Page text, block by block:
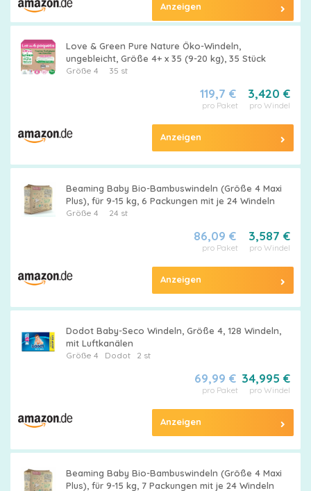
Anzeigen
Love & Green Pure Nature Öko-Windeln,
ungebleicht, Größe 4+ x 35 (9-20 kg), 35 Stück
Größe 4 35 st
3,420 €
pro Windel
119,7 €
pro Paket
Anzeigen
Beaming Baby Bio-Bambuswindeln (Größe 4 Maxi
Plus), für 9-15 kg, 6 Packungen mit je 24 Windeln
Größe 4 24 st
3,587 €
pro Windel
86,09 €
pro Paket
Anzeigen
Dodot Baby-Seco Windeln, Größe 4, 128 Windeln,
mit Luftkanälen
Größe 4 Dodot2 st
34,995 €
pro Windel
69,99 €
pro Paket
Anzeigen
Beaming Baby Bio-Bambuswindeln (Größe 4 Maxi
Plus), für 9-15 kg, 7 Packungen mit je 24 Windeln